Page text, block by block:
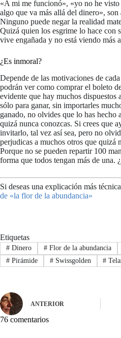
«A mi me funcionó», «yo no he visto
algo que va más allá del dinero», son
Ninguno puede negar la realidad
Quizá quien los esgrime lo hace con
vive engañada y no está viendo más
¿Es inmoral?
Depende de las motivaciones de
podrán ver como comprar el boleto
evidente que hay muchos dispuestos
sólo para ganar, sin importarles
ganado, no olvides que lo has hecho
quizá nunca conozcas. Si crees que
invitarlo, tal vez así sea, pero no
perjudicas a muchos otros que quizá
Porque no se pueden repartir 100
forma que todos tengan más de una.
Si deseas una explicación más
de «la flor de la abundancia»
Etiquetas
#Dinero #Flor de la abundancia
#Pirámide #Swissgolden #
ANTERIOR
76 comentarios